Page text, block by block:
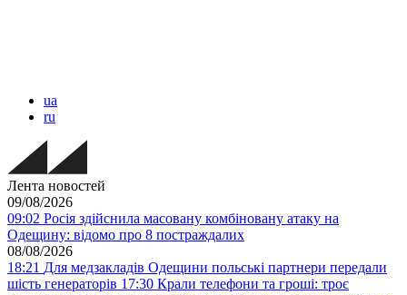
ua
ru
Лента новостей
09/08/2026
09:02 Росія здійснила масовану комбіновану атаку на
Одещину: відомо про 8 постраждалих
08/08/2026
18:21 Для медзакладів Одещини польські партнери передали
шість генераторів 17:30 Крали телефони та гроші: троє